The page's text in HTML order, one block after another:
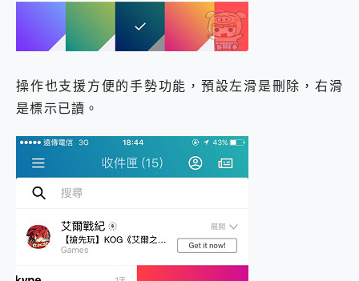
操作也支援方便的手勢功能，預設左滑是刪除，右滑
是標示已讀。